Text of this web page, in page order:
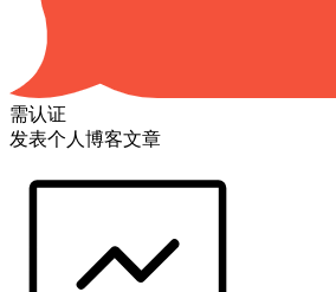
需认证
发表个人博客文章